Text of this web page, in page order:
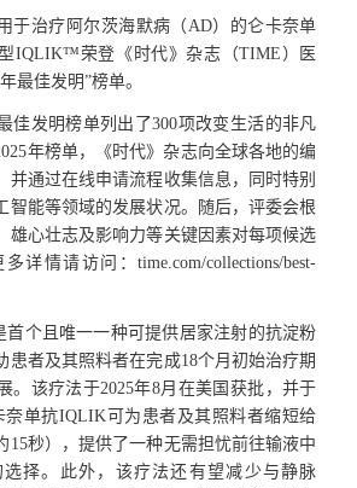
于治疗阿尔茨海默病（AD）的仑卡奈单
IQLIK™荣登《时代》杂志（TIME）医
最佳发明”榜单。
佳发明榜单列出了300项改变生活的非凡
年榜单，《时代》杂志向全球各地的编
并通过在线申请流程收集信息，同时特别
智能等领域的发展状况。随后，评委会根
雄心壮志及影响力等关键因素对每项候选
详情请访问：time.com/collections/best-
个且唯一一种可提供居家注射的抗淀粉
患者及其照料者在完成18个月初始治疗期
。该疗法于2025年8月在美国获批，并于
奈单抗IQLIK可为患者及其照料者缩短给
15秒），提供了一种无需担忧前往输液中
择。此外，该疗法还有望减少与静脉